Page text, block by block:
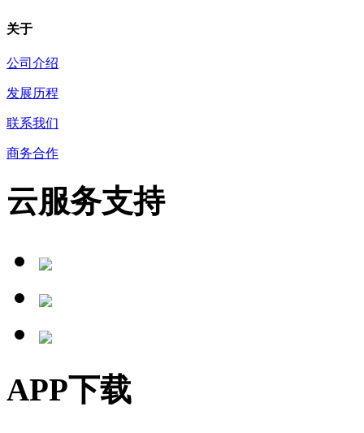
关于
公司介绍
发展历程
联系我们
商务合作
云服务支持
APP下载